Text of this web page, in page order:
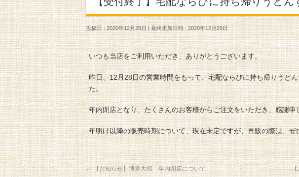
投稿日 : 2020年12月29日 最終更新日時 : 2020年12月29日
いつも当店をご利用いただき、ありがとうございます。
昨日、12月28日の営業時間をもって、宅配ならびに持ち帰りうど
た。
年内閉店となり、たくさんのお客様からご注文をいただき、感謝申
年明け以降の販売時期について、現在未定ですが、再販の際は、
←【お知らせ】博多大福 年内閉店について 【